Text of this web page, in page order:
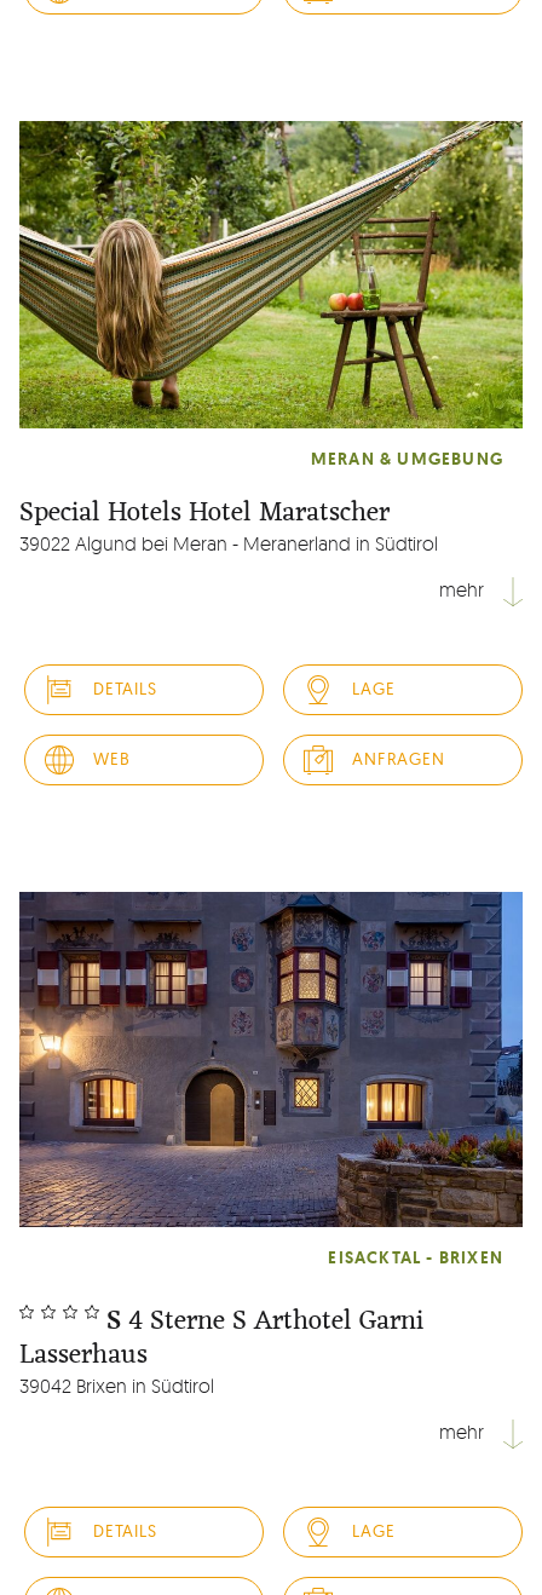
Special Hotels Hotel Maratscher
39022 Algund bei Meran - Meranerland in Südtirol
MERAN & UMGEBUNG
mehr
Kulturhotel Maratscher begegnen sich Kunst & Poesie. Im
exklusiv gestalteten Ambiente in sonniger Hanglage
versprüht jedes individuell eingerichtete Zimmer eine ganz
besondere Stimmung. Und im wunderschönen Garten
werden Sie die...
DETAILS LAGE
WEB ANFRAGEN
S4 Sterne S Arthotel Garni
Lasserhaus
39042 Brixen in Südtirol
EISACKTAL - BRIXEN
mehr
am Eingang von Stufels, dem ältesten Stadtteil von Brixen.
Die denkmalgeschützte, aristokratische Residenz aus dem
Jahr 1642 sticht durch seine farbenfrohen Wandmalereien
an der Hausfassade ins Auge. Das Haus wurde 2023...
DETAILS LAGE